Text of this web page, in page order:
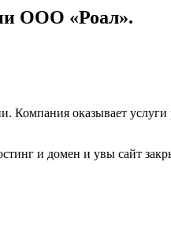
ООО «Роал».
Компания оказывает
и домен и увы сайт